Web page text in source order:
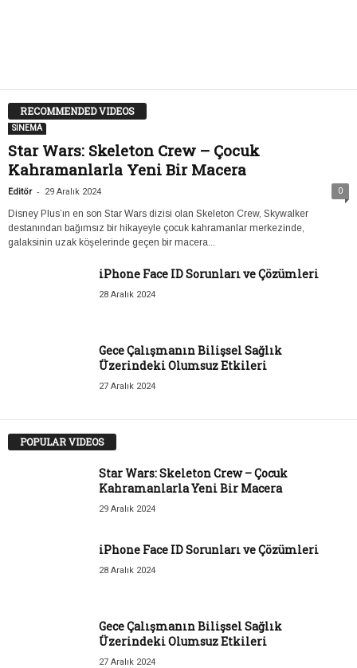
RECOMMENDED VIDEOS
SİNEMA
Star Wars: Skeleton Crew – Çocuk
Kahramanlarla Yeni Bir Macera
Editör - 29 Aralık 2024 0
Disney Plus’ın en son Star Wars dizisi olan Skeleton Crew, Skywalker
destanından bağımsız bir hikayeyle çocuk kahramanlar merkezinde,
galaksinin uzak köşelerinde geçen bir macera...
iPhone Face ID Sorunları ve Çözümleri
28 Aralık 2024
Gece Çalışmanın Bilişsel Sağlık
Üzerindeki Olumsuz Etkileri
27 Aralık 2024
POPULAR VIDEOS
Star Wars: Skeleton Crew – Çocuk
Kahramanlarla Yeni Bir Macera
29 Aralık 2024
iPhone Face ID Sorunları ve Çözümleri
28 Aralık 2024
Gece Çalışmanın Bilişsel Sağlık
Üzerindeki Olumsuz Etkileri
27 Aralık 2024